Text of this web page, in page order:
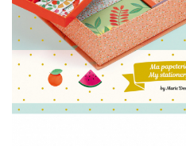
Alfabet si matematica
Jocuri de memorie si inteligenta
Seria Lectia de sanatate
Editura Litera
Editura Galaxia Copiilor
Colectia PIXI
Pisicile Războinice